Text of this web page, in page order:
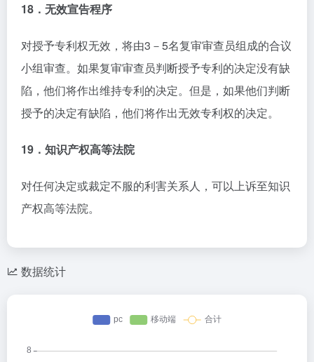
18．无效宣告程序
对授予专利权无效，将由3－5名复审审查员组成的合议
小组审查。如果复审审查员判断授予专利的决定没有缺
陷，他们将作出维持专利的决定。但是，如果他们判断
授予的决定有缺陷，他们将作出无效专利权的决定。
19．知识产权高等法院
对任何决定或裁定不服的利害关系人，可以上诉至知识
产权高等法院。
数据统计